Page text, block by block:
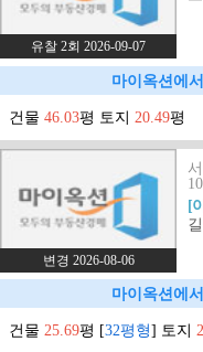
유찰 2회 2026-09-07
마이옥션에
건물 46.03평 토지 20.49평
변경 2026-08-06
[
마이옥션에
건물 25.69평 [32평형] 토지